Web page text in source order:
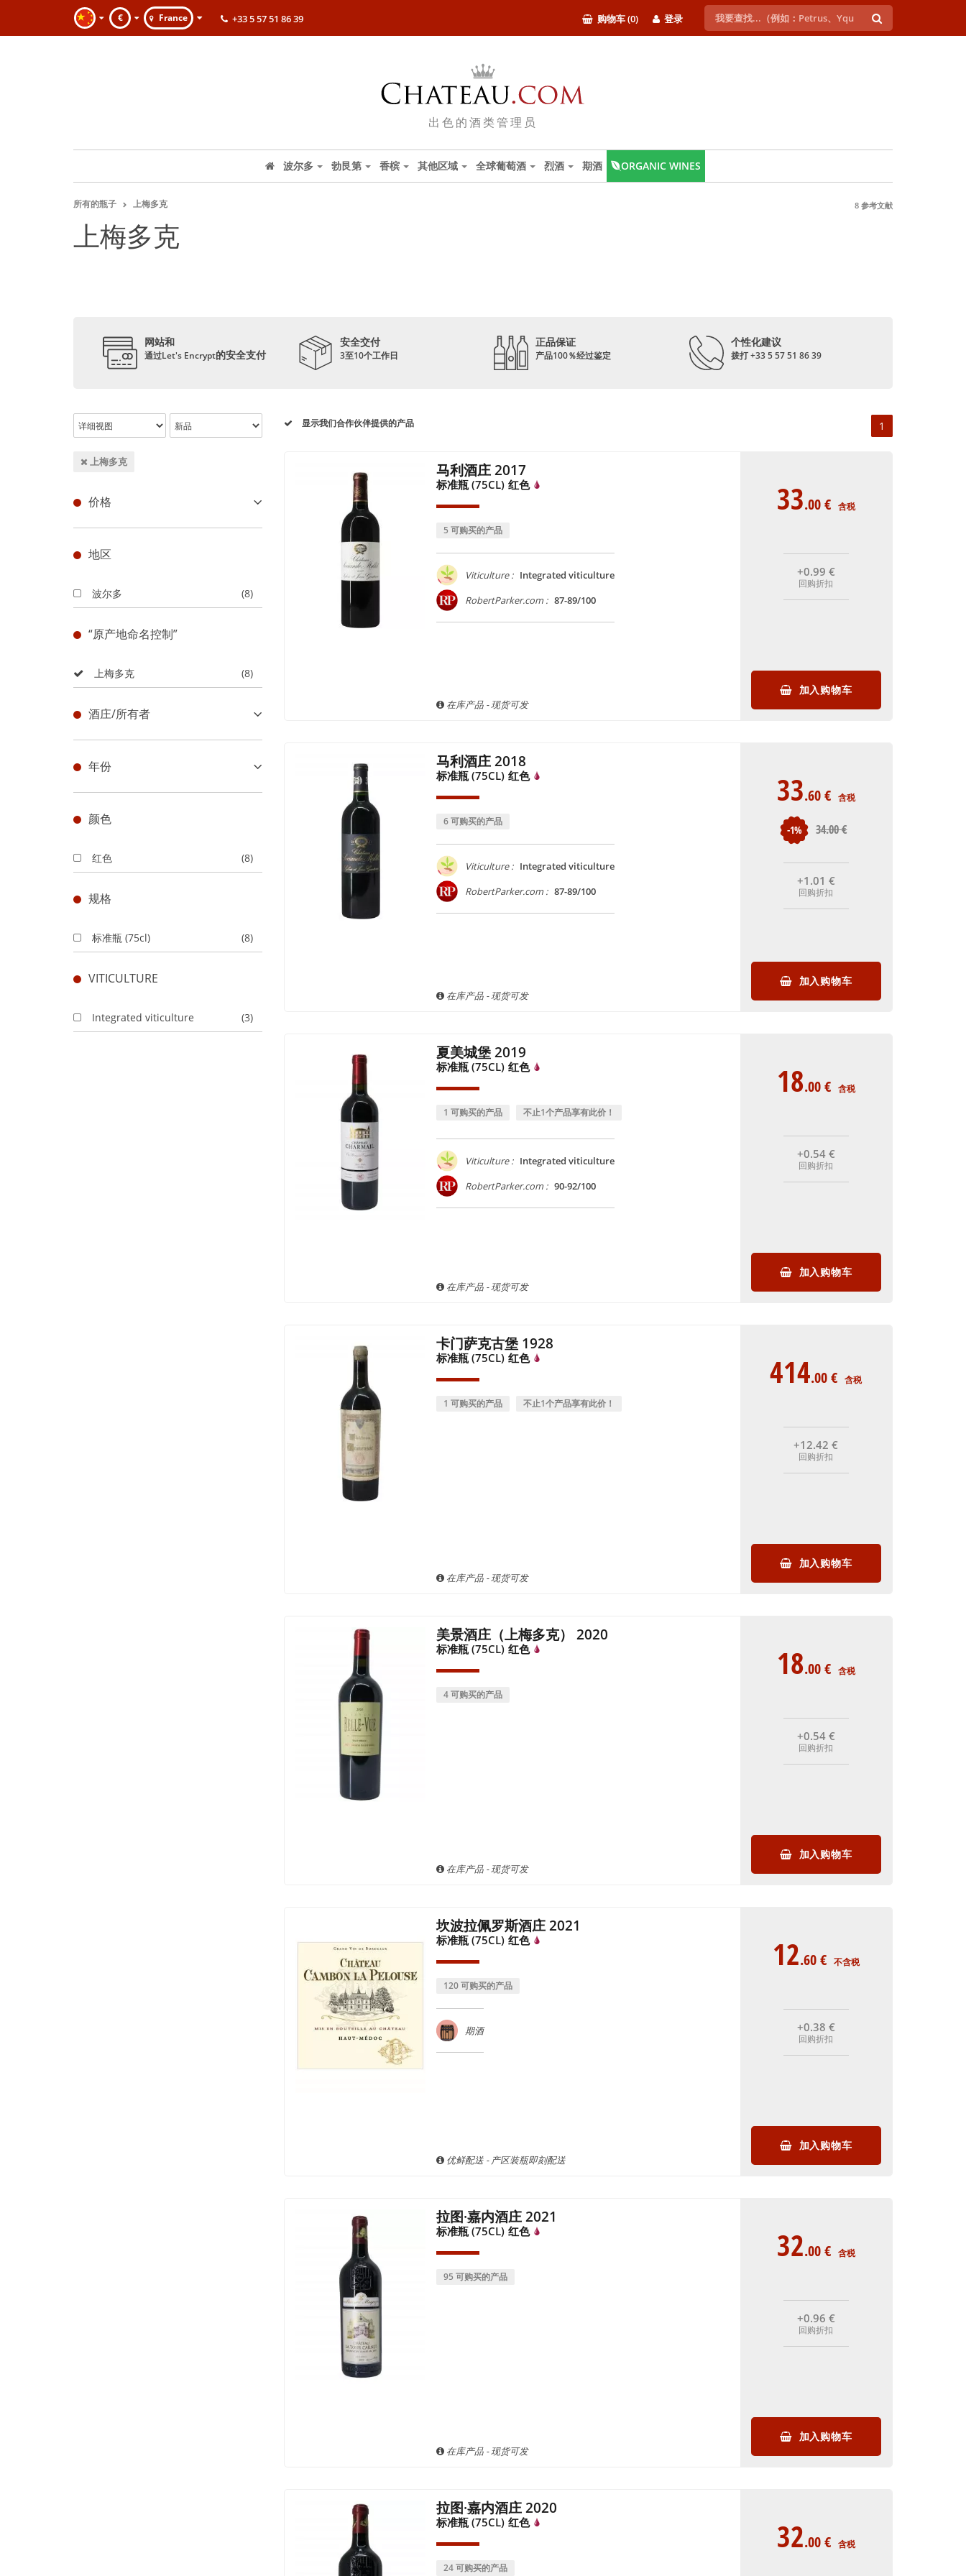
€ France 登录
购物车 (0)
+33 5 57 51 86 39
出色的酒类管理员
波尔多 勃艮第 香槟 其他区域 全球葡萄酒 烈酒 期酒 ORGANIC WINES
所有的瓶子 上梅多克 8 参考文献
上梅多克
网站和
通过Let's Encrypt的安全支付
安全交付
3至10个工作日
正品保证
产品100％经过鉴定
个性化建议
拨打 +33 5 57 51 86 39
显示我们合作伙伴提供的产品 1
上梅多克
价格
地区
波尔多 (8)
“原产地命名控制”
上梅多克 (8)
酒庄/所有者
年份
颜色
红色 (8)
规格
标准瓶 (75cl) (8)
VITICULTURE
Integrated viticulture (3)
马利酒庄 2017
标准瓶 (75CL) 红色
5 可购买的产品
Viticulture : Integrated viticulture
RobertParker.com : 87-89/100
在库产品 - 现货可发
33.00€ 含税
+0.99 €
回购折扣
加入购物车
马利酒庄 2018
标准瓶 (75CL) 红色
6 可购买的产品
Viticulture : Integrated viticulture
RobertParker.com : 87-89/100
在库产品 - 现货可发
33.60€ 含税
-1% 34.00€
+1 .01 €
回购折扣
加入购物车
夏美城堡 2019
标准瓶 (75CL) 红色
1 可购买的产品 不止1个产品享有此价！
Viticulture : Integrated viticulture
RobertParker.com : 90-92/100
在库产品 - 现货可发
18.00€ 含税
+0.54 €
回购折扣
加入购物车
卡门萨克古堡 1928
标准瓶 (75CL) 红色
1 可购买的产品 不止1个产品享有此价！
在库产品 - 现货可发
414.00€ 含税
+12.42€
回购折扣
加入购物车
美景酒庄（上梅多克） 2020
标准瓶 (75CL) 红色
4 可购买的产品
在库产品 - 现货可发
18.00€ 含税
+0.54 €
回购折扣
加入购物车
坎波拉佩罗斯酒庄 2021
标准瓶 (75CL) 红色
120 可购买的产品
期酒
优鲜配送 - 产区装瓶即刻配送
12.60€ 不含税
+0.38 €
回购折扣
加入购物车
拉图·嘉内酒庄 2021
标准瓶 (75CL) 红色
95 可购买的产品
在库产品 - 现货可发
32.00€ 含税
+0.96 €
回购折扣
加入购物车
拉图·嘉内酒庄 2020
标准瓶 (75CL) 红色
24 可购买的产品
32.00€ 含税